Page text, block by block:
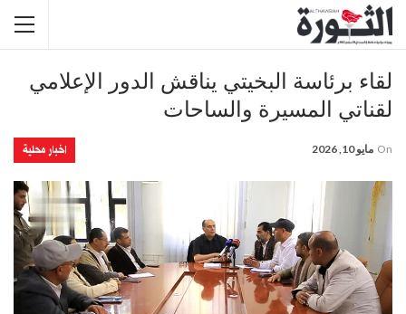
لقاء برئاسة البخيتي يناقش الدور الإعلامي
لقناتي المسيرة والساحات
اخبار محلية On مايو 10, 2026